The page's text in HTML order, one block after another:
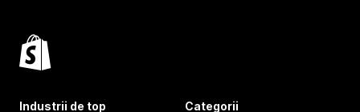
Industrii de top Categorii